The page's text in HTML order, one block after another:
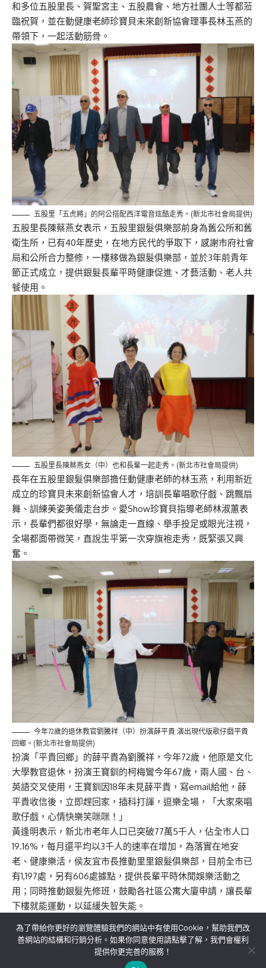
和多位五股里長、賀聖宮主、五股農會、地方社團人士等都蒞
臨祝賀，並在動健康老師珍寶貝未來創新協會理事長林玉燕的
帶領下，一起活動筋骨。
五股里「五虎將」的阿公搭配西洋電音炫酷走秀。(新北市社會局提供)
五股里長陳蔡燕女表示，五股里銀髮俱樂部前身為舊公所和舊
衛生所，已有40年歷史，在地方民代的爭取下，感謝市府社會
局和公所合力整修，一樓移做為銀髮俱樂部，並於3年前青年
節正式成立，提供銀髮長輩平時健康促進、才藝活動、老人共
餐使用。
五股里長陳蔡燕女（中）也和長輩一起走秀。(新北市社會局提供)
長年在五股里銀髮俱樂部擔任動健康老師的林玉燕，利用新近
成立的珍寶貝未來創新協會人才，培訓長輩唱歌仔戲、跳飄扇
舞、訓練美姿美儀走台步。愛Show珍寶貝指導老師林淑蕙表
示，長輩們都很好學，無論走一直線、舉手投足或眼光注視，
全場都面帶微笑，直說生平第一次穿旗袍走秀，既緊張又興
奮。
今年72歲的退休教官劉騰祥（中）扮演薛平貴 演出現代版歌仔戲平貴
回鄉。(新北市社會局提供)
扮演「平貴回鄉」的薛平貴為劉騰祥，今年72歲，他原是文化
大學教官退休，扮演王寶釧的柯梅鸞今年67歲，兩人國、台、
英語交叉使用，王寶釧因18年未見薛平貴，寫email給他，薛
平貴收信後，立即趕回家，插科打諢，逗樂全場，「大家來唱
歌仔戲，心情快樂笑咪咪！」
黃逢明表示，新北市老年人口已突破77萬5千人，佔全市人口
19.16%，每月還平均以3千人的速率在增加，為落實在地安
老、健康樂活，侯友宜市長推動里里銀髮俱樂部，目前全市已
有1,197處，另有606處據點，提供長輩平時休閒娛樂活動之
用；同時推動銀髮先修班，鼓勵各社區公寓大廈申請，讓長輩
下樓就能運動，以延緩失智失能。
關於我們 隱私權政策 聯絡我們
為了帶給你更好的瀏覽體驗我們的網站中有使用Cookie，幫助我們改
善網站的結構和行銷分析。如果你同意使用請點擊了解，我們會權利
提供你更完善的服務！